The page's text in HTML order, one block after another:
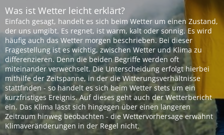
Was ist Wetter leicht erklärt?
Einfach gesagt, handelt es sich beim Wetter um einen Zustand,
der uns umgibt. Es regnet, ist warm, kalt oder sonnig. Es wird
häufig auch das Wetter morgen beschrieben. Bei dieser
Fragestellung ist es wichtig, zwischen Wetter und Klima zu
differenzieren. Denn die beiden Begriffe werden oft
miteinander verwechselt. Die Unterscheidung erfolgt hierbei
mithilfe der Zeitspanne, in der die Witterungsverhältnisse
stattfinden - so handelt es sich beim Wetter stets um ein
kurzfristiges Ereignis. Auf dieses geht auch der Wetterbericht
ein. Das Klima lässt sich hingegen über einen längeren
Zeitraum hinweg beobachten - die Wettervorhersage erwähnt
Klimaveränderungen in der Regel nicht.